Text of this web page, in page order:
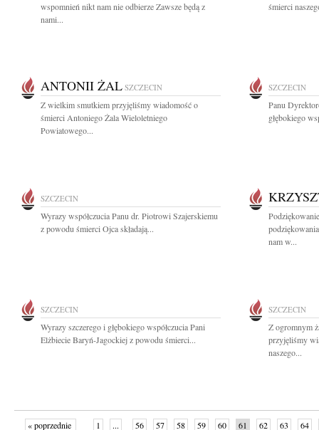
wspomnień nikt nam nie odbierze Zawsze będą z
nami...
śmierci
ANTONII ŻAL SZCZECIN
Z wielkim smutkiem przyjęliśmy wiadomość o
śmierci Antoniego Żala Wieloletniego
Powiatowego...
SZCZECIN
Panu
głębokiego
SZCZECIN
Wyrazy współczucia Panu dr. Piotrowi Szajerskiemu
z powodu śmierci Ojca składają...
nam w...
SZCZECIN
Wyrazy szczerego i głębokiego współczucia Pani
Elżbiecie Baryń-Jagockiej z powodu śmierci...
SZCZECIN
Z ogromnym
przyjęliśmy
naszego...
« poprzednie 1 ... 56 57 58 59 60 61 62 63 64